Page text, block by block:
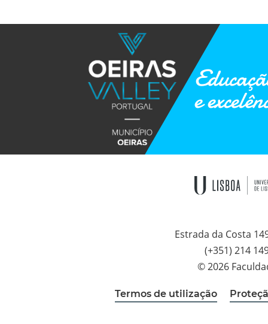
e
Estrada da Costa
(+351) 214
© 2026
Termos de utilização